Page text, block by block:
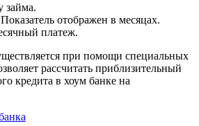
займа.
отображен в месяцах.
платеж.
при помощи специальных
рассчитать приблизительный
кредита в хоум банке на